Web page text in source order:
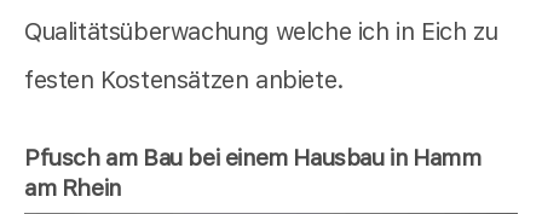
Qualitätsüberwachung welche ich in Eich zu
festen Kostensätzen anbiete.
Pfusch am Bau bei einem Hausbau in Hamm
am Rhein